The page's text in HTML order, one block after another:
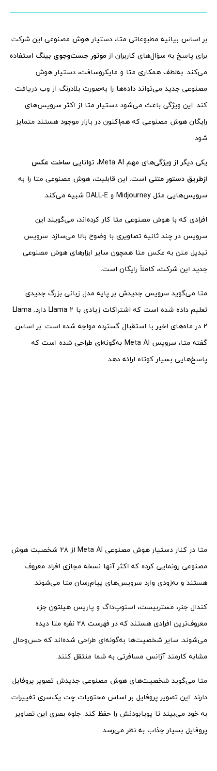
بر اساس بیانیه‌ مطبوعاتی متا، دستیار هوش مصنوعی این شرکت
برای پاسخ به سؤال‌های کاربران از موتور جست‌و‌جوی بینگ استفاده
می‌کند. به‌لطف همکاری متا و مایکروسافت، دستیار هوش
مصنوعی جدید می‌تواند داده‌ها را به‌صورت بلادرنگ از وب دریافت
کند. این ویژگی باعث می‌شود دستیار متا از اکثر سرویس‌های
رایگان هوش مصنوعی که هم‌اکنون در بازار موجود هستند متمایز
شود.
یکی دیگر از ویژگی‌های مهم Meta AI، توانایی
ساخت عکس
ازطریق دستور متنی است. این قابلیت، هوش مصنوعی متا را به
سرویس‌هایی مثل Midjourney و DALL-E شبیه می‌کند.
افرادی که با هوش مصنوعی متا کار کرده‌اند، می‌گویند این
سرویس در چند ثانیه تصاویری با وضوح بالا می‌سازد. سرویس
تبدیل متن به عکس متا همچون سایر ابزارهای هوش مصنوعی
جدید این شرکت، کاملاً رایگان است.
متا می‌گوید سرویس جدیدش بر پایه‌ مدل زبانی بزرگ جدیدی
تعلیم داده شده است که اشتراکات زیادی با Llama 2 دارد. Llama
2 در ماه‌های اخیر با استقبال گسترده مواجه شده است. بر اساس
گفته‌ متا، سرویس Meta AI به‌گونه‌ای طراحی شده است که
پاسخ‌هایی بسیار کوتاه ارائه دهد.
متا در کنار دستیار هوش مصنوعی Meta AI از ۲۸ شخصیت هوش
مصنوعی رونمایی کرده که اکثر آنها نسخه‌ مجازی افراد معروف
هستند و به‌زودی وارد سرویس‌های پیام‌رسان متا می‌شوند.
کندال جنر، مستربیست، اسنوپ‌داگ و پاریس هیلتون جزء
معروف‌ترین افرادی هستند که در فهرست ۲۸ نفره‌ متا دیده
می‌شوند. سایر شخصیت‌ها به‌گونه‌ای طراحی شده‌اند که حس‌و‌حال
مشابه کارمند آژانس مسافرتی به شما منتقل کنند.
متا می‌گوید شخصیت‌های هوش مصنوعی جدیدش تصویر پروفایل
دارند. این تصویر پروفایل بر اساس محتویات چت یک‌سری تغییرات
به خود می‌بیند تا پویابودنش را حفظ کند. جلوه‌ بصری این تصاویر
پروفایل بسیار جذاب‌ به نظر می‌رسد.